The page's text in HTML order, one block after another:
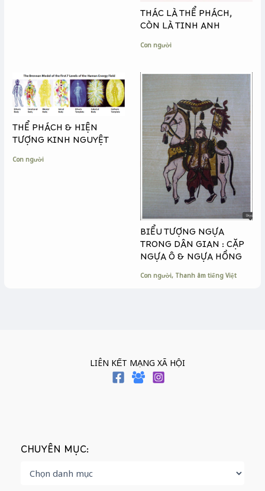
THÁC LÀ THỂ PHÁCH,
CÒN LÀ TINH ANH
Con người
THỂ PHÁCH & HIỆN
TƯỢNG KINH NGUYỆT
Con người
BIỂU TƯỢNG NGỰA
TRONG DÂN GIAN : CẶP
NGỰA Ô & NGỰA HỒNG
Con người, Thanh âm tiếng Việt
LIÊN KẾT MẠNG XÃ HỘI
CHUYÊN MỤC: